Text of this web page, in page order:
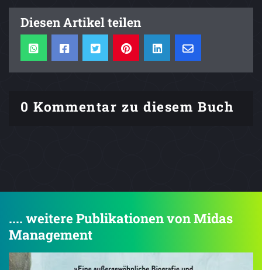
Diesen Artikel teilen
0 Kommentar zu diesem Buch
.... weitere Publikationen von Midas
Management